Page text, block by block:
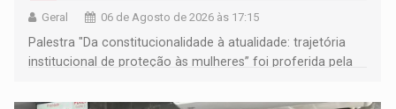
Geral 06 de Agosto de 2026 às 17:15
Palestra "Da constitucionalidade à atualidade: trajetória
institucional de proteção às mulheres” foi proferida pela
Goiás